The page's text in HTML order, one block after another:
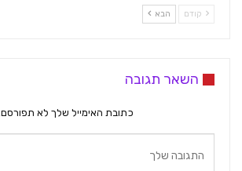
קודם הבא
השאר תגובה
כתובת האימייל שלך לא תפורסם.